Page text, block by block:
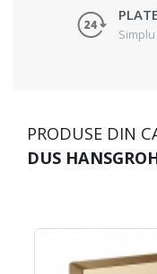
PRODUSE DIN
DUS